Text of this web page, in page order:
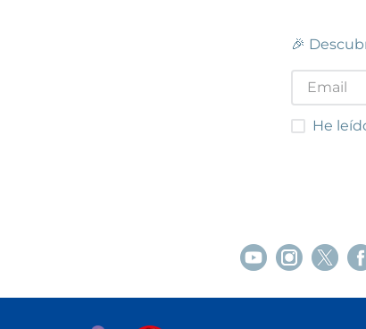
🎉
He leído
He